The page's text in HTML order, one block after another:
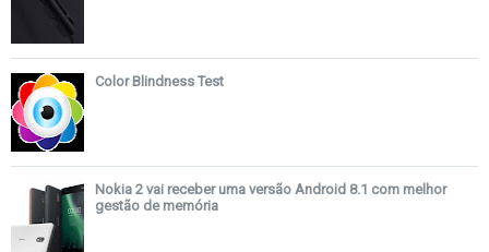
Color Blindness Test
Nokia 2 vai receber uma versão Android 8.1 com melhor
gestão de memória